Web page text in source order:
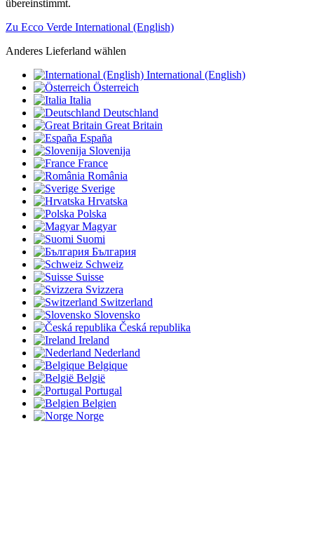
übereinstimmt.
Zu Ecco Verde International (English)
Anderes Lieferland wählen
International (English)
Österreich
Italia
Deutschland
Great Britain
España
Slovenija
France
România
Sverige
Hrvatska
Polska
Magyar
Suomi
България
Schweiz
Suisse
Svizzera
Switzerland
Slovensko
Česká republika
Ireland
Nederland
Belgique
België
Portugal
Belgien
Norge